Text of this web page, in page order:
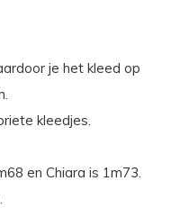
je het kleed op
kleedjes.
en Chiara is 1m73.